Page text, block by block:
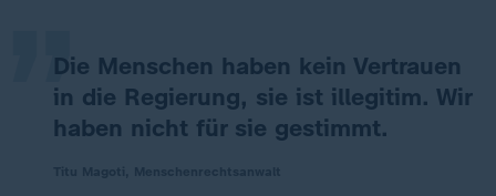
Die Menschen haben kein Vertrauen
in die Regierung, sie ist illegitim. Wir
haben nicht für sie gestimmt.